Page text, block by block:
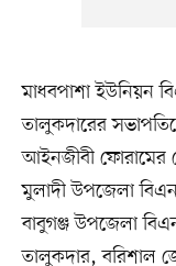
মাধবপাশা ইউনিয়ন
তালুকদারের
আইনজীবী ফোরামের
মুলাদী উপজেলা
বাবুগঞ্জ উপজেলা
তালুকদার, বরিশাল